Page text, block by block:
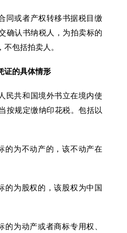
同或者产权转移书据税目缴
确认书纳税人，为拍卖标的
包括拍卖人。
证的具体情形
民共和国境外书立在境内使
按规定缴纳印花税。包括以
的为不动产的，该不动产在
的为股权的，该股权为中国
的为动产或者商标专用权、